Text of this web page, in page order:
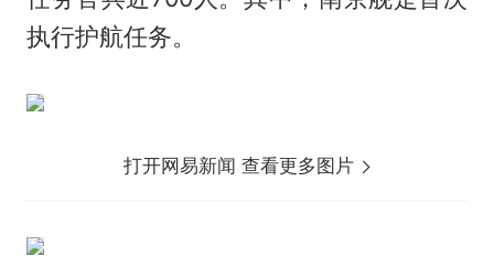
执行护航任务。
打开网易新闻 查看更多图片